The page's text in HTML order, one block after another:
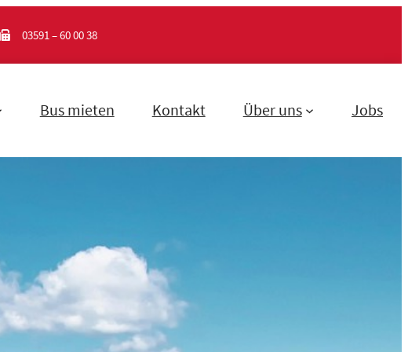
03591 – 60 00 38
Bus mieten Kontakt Über uns Jobs